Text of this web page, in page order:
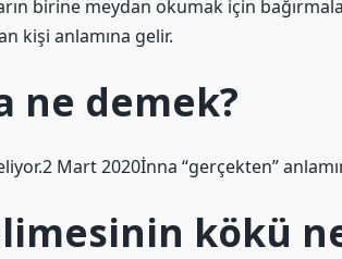
birine meydan okumak için
kişi anlamına gelir.
ne demek?
Mart 2020İnna “gerçekten”
kökü